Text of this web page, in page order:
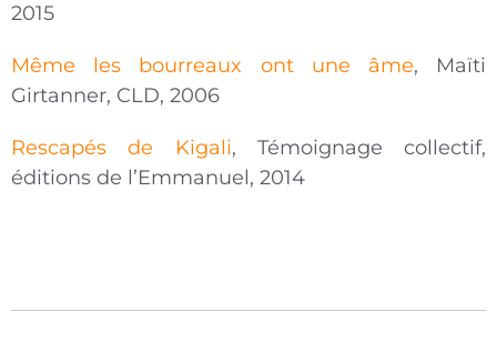
2015
Même les bourreaux ont une âme, Maïti
Girtanner, CLD, 2006
Rescapés de Kigali, Témoignage collectif,
éditions de l’Emmanuel, 2014